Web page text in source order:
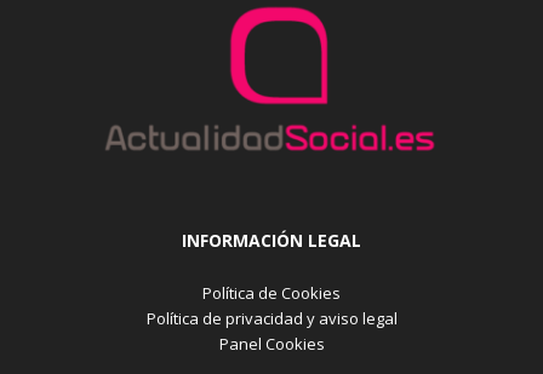
INFORMACIÓN LEGAL
Política de Cookies
Política de privacidad y aviso legal
Panel Cookies